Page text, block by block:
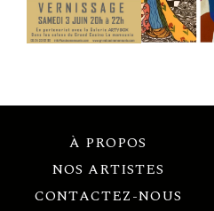
À PROPOS
NOS ARTISTES
CONTACTEZ-NOUS